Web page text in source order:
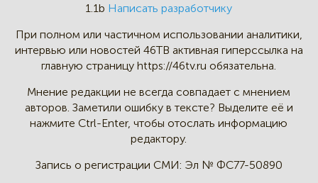
1.1b Написать разработчику
При полном или частичном использовании аналитики,
интервью или новостей 46TB активная гиперссылка на
главную страницу https://46tv.ru обязательна.
Мнение редакции не всегда совпадает с мнением
авторов. Заметили ошибку в тексте? Выделите её и
нажмите Ctrl-Enter, чтобы отослать информацию
редактору.
Запись о регистрации СМИ: Эл № ФС77-50890